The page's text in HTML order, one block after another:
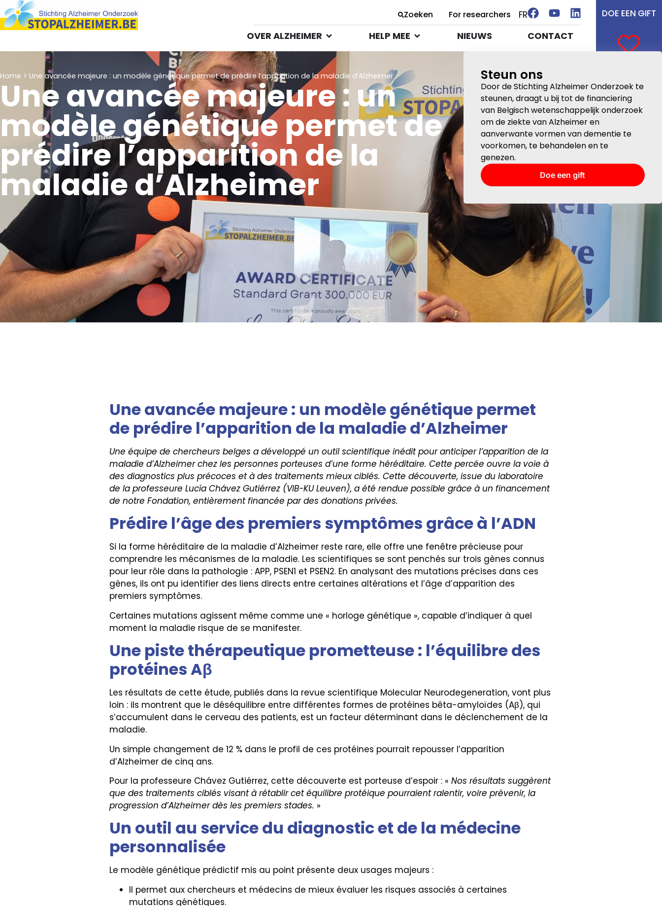
Zoeken For researchers FR
OVER ALZHEIMER HELP MEE NIEUWS CONTACT
DOE EEN GIFT
Home > Une avancée majeure : un modèle génétique permet de prédire l’apparition de la maladie d’Alzheimer
Une avancée majeure : un
modèle génétique permet de
prédire l’apparition de la
maladie d’Alzheimer
Steun ons
Door de Stichting Alzheimer Onderzoek te
steunen, draagt u bij tot de financiering
van Belgisch wetenschappelijk onderzoek
om de ziekte van Alzheimer en
aanverwante vormen van dementie te
voorkomen, te behandelen en te
genezen.
Doe een gift
Une avancée majeure : un modèle génétique permet
de prédire l’apparition de la maladie d’Alzheimer
Une équipe de chercheurs belges a développé un outil scientifique inédit pour anticiper l’apparition de la
maladie d’Alzheimer chez les personnes porteuses d’une forme héréditaire. Cette percée ouvre la voie à
des diagnostics plus précoces et à des traitements mieux ciblés. Cette découverte, issue du laboratoire
de la professeure Lucía Chávez Gutiérrez (VIB-KU Leuven), a été rendue possible grâce à un financement
de notre Fondation, entièrement financée par des donations privées.
Prédire l’âge des premiers symptômes grâce à l’ADN
Si la forme héréditaire de la maladie d’Alzheimer reste rare, elle offre une fenêtre précieuse pour
comprendre les mécanismes de la maladie. Les scientifiques se sont penchés sur trois gènes connus
pour leur rôle dans la pathologie : APP, PSEN1 et PSEN2. En analysant des mutations précises dans ces
gènes, ils ont pu identifier des liens directs entre certaines altérations et l’âge d’apparition des
premiers symptômes.
Certaines mutations agissent même comme une « horloge génétique », capable d’indiquer à quel
moment la maladie risque de se manifester.
Une piste thérapeutique prometteuse : l’équilibre des
protéines Aβ
Les résultats de cette étude, publiés dans la revue scientifique Molecular Neurodegeneration, vont plus
loin : ils montrent que le déséquilibre entre différentes formes de protéines bêta-amyloïdes (Aβ), qui
s’accumulent dans le cerveau des patients, est un facteur déterminant dans le déclenchement de la
maladie.
Un simple changement de 12 % dans le profil de ces protéines pourrait repousser l’apparition
d’Alzheimer de cinq ans.
Pour la professeure Chávez Gutiérrez, cette découverte est porteuse d’espoir : « Nos résultats suggèrent
que des traitements ciblés visant à rétablir cet équilibre protéique pourraient ralentir, voire prévenir, la
progression d’Alzheimer dès les premiers stades. »
Un outil au service du diagnostic et de la médecine
personnalisée
Le modèle génétique prédictif mis au point présente deux usages majeurs :
Il permet aux chercheurs et médecins de mieux évaluer les risques associés à certaines
mutations génétiques.